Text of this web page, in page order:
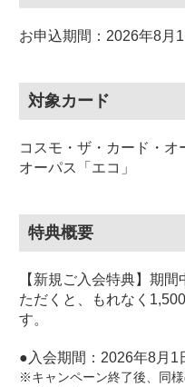
お申込期間：2026年8月
対象カード
コスモ・ザ・カード・オ
オーパス「エコ」
特典概要
【新規ご入会特典】期
ただくと、もれなく
す。
●入会期間：2026年8月1
※キャンペーン終了後、同